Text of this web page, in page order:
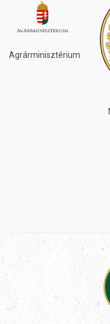
Agrárminisztérium